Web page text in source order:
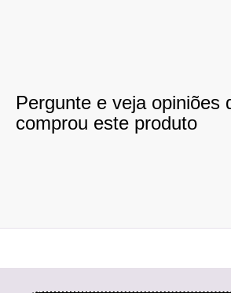
Pergunte e veja opiniões
comprou este produto